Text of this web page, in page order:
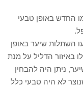
החדש באופן טבעי
התשעים של המאה ה-20, בוצעו השתלות שיער באופן
באיזור הדליל על מנת
ניתן היה להבחין
לא היה טבעי כלל